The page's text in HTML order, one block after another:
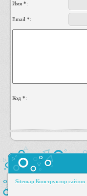
Имя *:
Email *:
Код *:
Sitemap Конструктор сайтов